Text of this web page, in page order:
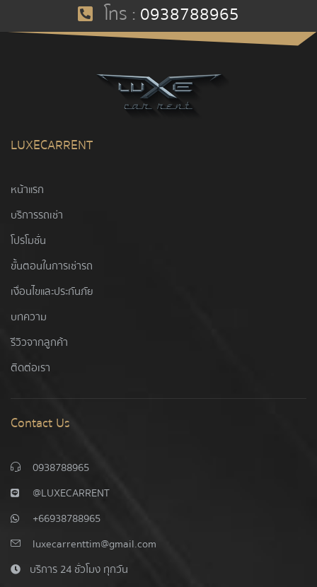
โทร : 0938788965
LUXECARRENT
หน้าแรก
บริการรถเช่า
โปรโมชั่น
ขั้นตอนในการเช่ารถ
เงื่อนไขและประกันภัย
บทความ
รีวิวจากลูกค้า
ติดต่อเรา
Contact Us
0938788965
@LUXECARRENT
+66938788965
luxecarrenttim@gmail.com
บริการ 24 ชั่วโมง ทุกวัน